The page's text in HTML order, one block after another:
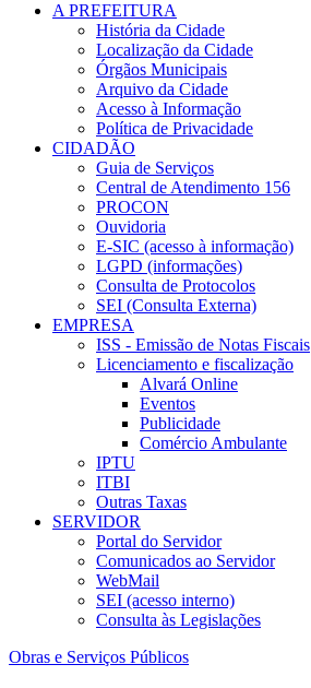
A PREFEITURA
História da Cidade
Localização da Cidade
Órgãos Municipais
Arquivo da Cidade
Acesso à Informação
Política de Privacidade
CIDADÃO
Guia de Serviços
Central de Atendimento 156
PROCON
Ouvidoria
E-SIC (acesso à informação)
LGPD (informações)
Consulta de Protocolos
SEI (Consulta Externa)
EMPRESA
ISS - Emissão de Notas Fiscais
Licenciamento e fiscalização
Alvará Online
Eventos
Publicidade
Comércio Ambulante
IPTU
ITBI
Outras Taxas
SERVIDOR
Portal do Servidor
Comunicados ao Servidor
WebMail
SEI (acesso interno)
Consulta às Legislações
Obras e Serviços Públicos